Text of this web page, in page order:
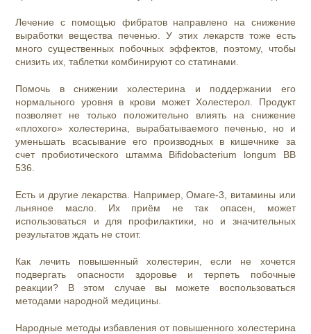
Лечение с помощью фибратов направлено на снижение
выработки вещества печенью. У этих лекарств тоже есть
много существенных побочных эффектов, поэтому, чтобы
снизить их, таблетки комбинируют со статинами.
Помочь в снижении холестерина и поддержании его
нормального уровня в крови может Холестерол. Продукт
позволяет не только положительно влиять на снижение
«плохого» холестерина, вырабатываемого печенью, но и
уменьшать всасывание его производных в кишечнике за
счет пробиотического штамма Bifidobacterium longum ВВ
536.
Есть и другие лекарства. Например, Омаге-3, витамины или
льняное масло. Их приём не так опасен, может
использоваться и для профилактики, но и значительных
результатов ждать не стоит.
Как лечить повышенный холестерин, если не хочется
подвергать опасности здоровье и терпеть побочные
реакции? В этом случае вы можете воспользоваться
методами народной медицины.
Народные методы избавления от повышенного холестерина